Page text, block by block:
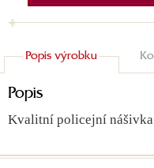
Popis výrobku
Popis
Kvalitní policejní